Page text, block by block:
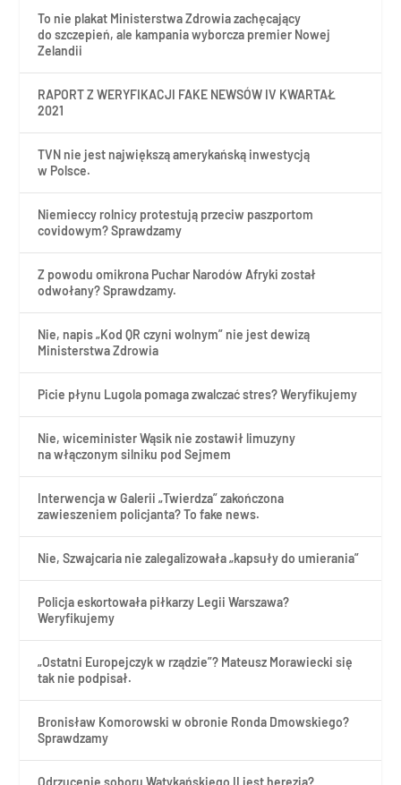
To nie plakat Ministerstwa Zdrowia zachęcający
do szczepień, ale kampania wyborcza premier Nowej
Zelandii
RAPORT Z WERYFIKACJI FAKE NEWSÓW IV KWARTAŁ
2021
TVN nie jest największą amerykańską inwestycją
w Polsce.
Niemieccy rolnicy protestują przeciw paszportom
covidowym? Sprawdzamy
Z powodu omikrona Puchar Narodów Afryki został
odwołany? Sprawdzamy.
Nie, napis „Kod QR czyni wolnym” nie jest dewizą
Ministerstwa Zdrowia
Picie płynu Lugola pomaga zwalczać stres? Weryfikujemy
Nie, wiceminister Wąsik nie zostawił limuzyny
na włączonym silniku pod Sejmem
Interwencja w Galerii „Twierdza” zakończona
zawieszeniem policjanta? To fake news.
Nie, Szwajcaria nie zalegalizowała „kapsuły do umierania”
Policja eskortowała piłkarzy Legii Warszawa?
Weryfikujemy
„Ostatni Europejczyk w rządzie”? Mateusz Morawiecki się
tak nie podpisał.
Bronisław Komorowski w obronie Ronda Dmowskiego?
Sprawdzamy